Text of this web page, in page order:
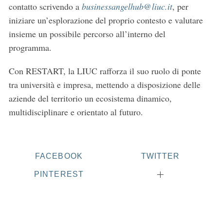
contatto scrivendo a businessangelhub@liuc.it, per
iniziare un’esplorazione del proprio contesto e valutare
insieme un possibile percorso all’interno del
programma.
Con RESTART, la LIUC rafforza il suo ruolo di ponte
tra università e impresa, mettendo a disposizione delle
aziende del territorio un ecosistema dinamico,
multidisciplinare e orientato al futuro.
FACEBOOK TWITTER
PINTEREST